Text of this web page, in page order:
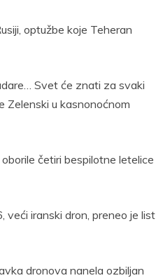
optužbe koje Teheran
Svet će znati za svaki
Zelenski u kasnonoćnom
četiri bespilotne letelice
iranski dron, preneo je list
dronova nanela ozbiljan